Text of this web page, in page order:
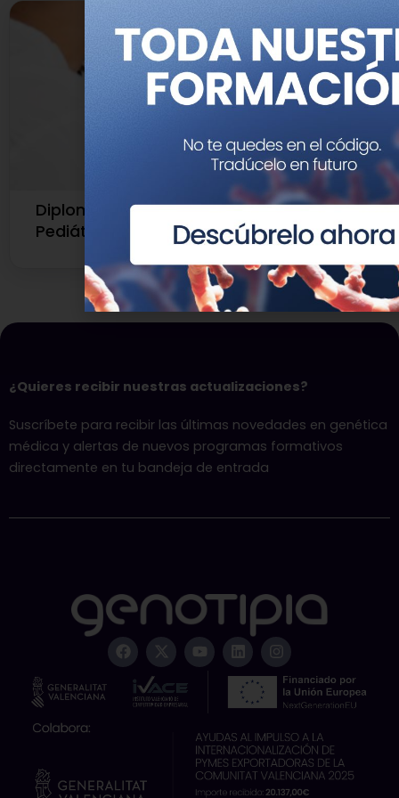
Diploma de Experto en Genética
Pediátrica
¿Quieres recibir nuestras actualizaciones?
Suscríbete para recibir las últimas novedades en genética
médica y alertas de nuevos programas formativos
directamente en tu bandeja de entrada
F
a
c
X
-
t
w
i
Y
o
u
e
L
i
n
k
e
i
n
I
n
s
a
r
a
m